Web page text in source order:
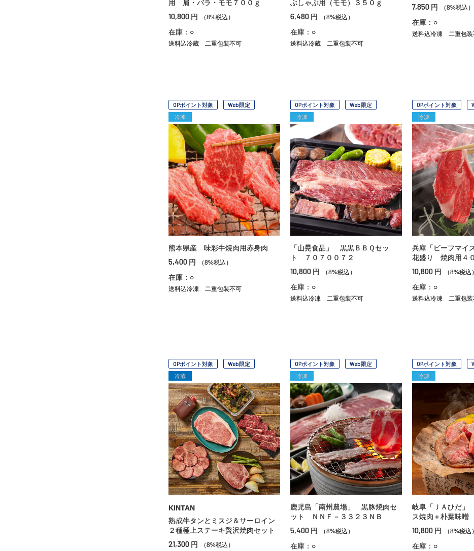
用 肩・バラ・モモ７００ｇ
10,800 円 （8%税込）
在庫：○
送料込冷蔵 二重包装不可
ぶしゃぶ用（モモ）３５０ｇ
6,480 円 （8%税込）
在庫：○
送料込冷蔵 二重包装不可
7,850 円 （8%税込）
在庫：○
送料込冷凍 二重包
OPポイント対象
Web限定
冷凍
熊本県産 味彩牛焼肉用赤身肉
5,400 円 （8%税込）
在庫：○
送料込冷凍 二重包装不可
OPポイント対象
Web限定
冷凍
「山晃食品」 黒黒ＢＢＱセッ
ト ７０７００７２
10,800 円 （8%税込）
在庫：○
送料込冷凍 二重包装不可
OPポイント対象
冷凍
兵庫「ビーフマイ
花盛り 焼肉用４
10,800 円 （8%税込）
在庫：○
送料込冷凍 二重包
OPポイント対象
Web限定
冷蔵
KINTAN
熟成牛タンとミスジ＆サーロイン
２種極上ステーキ贅沢焼肉セット
21,300 円 （8%税込）
OPポイント対象
Web限定
冷凍
鹿児島「南州農場」 黒豚焼肉セ
ット ＮＮＦ－３３２３ＮＢ
5,400 円 （8%税込）
在庫：○
OPポイント対象
冷凍
岐阜「ＪＡひだ」
ス焼肉＋朴葉味噌
10,800 円 （8%税込）
在庫：○